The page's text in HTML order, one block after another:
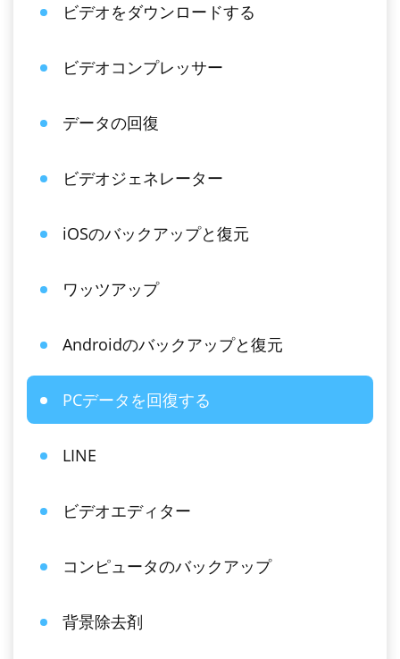
ビデオをダウンロードする
ビデオコンプレッサー
データの回復
ビデオジェネレーター
iOSのバックアップと復元
ワッツアップ
Androidのバックアップと復元
PCデータを回復する
LINE
ビデオエディター
コンピュータのバックアップ
背景除去剤